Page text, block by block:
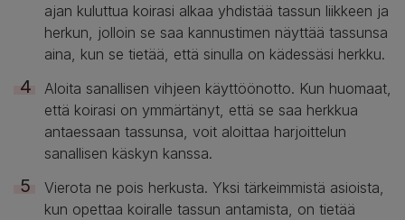
ajan kuluttua koirasi alkaa yhdistää tassun liikkeen ja
herkun, jolloin se saa kannustimen näyttää tassunsa
aina, kun se tietää, että sinulla on kädessäsi herkku.
Aloita sanallisen vihjeen käyttöönotto. Kun huomaat,
että koirasi on ymmärtänyt, että se saa herkkua
antaessaan tassunsa, voit aloittaa harjoittelun
sanallisen käskyn kanssa.
Vierota ne pois herkusta. Yksi tärkeimmistä asioista,
kun opettaa koiralle tassun antamista, on tietää